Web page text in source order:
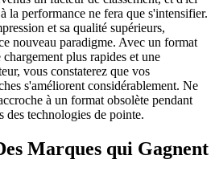
la performance ne fera que s'intensifier.
et sa qualité supérieurs,
nouveau paradigme. Avec un format
plus rapides et une
vous constaterez que vos
s'améliorent considérablement. Ne
à un format obsolète pendant
des technologies de pointe.
Marques qui Gagnent